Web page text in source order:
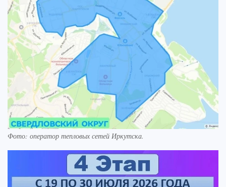
Фото: оператор тепловых сетей Иркутска.